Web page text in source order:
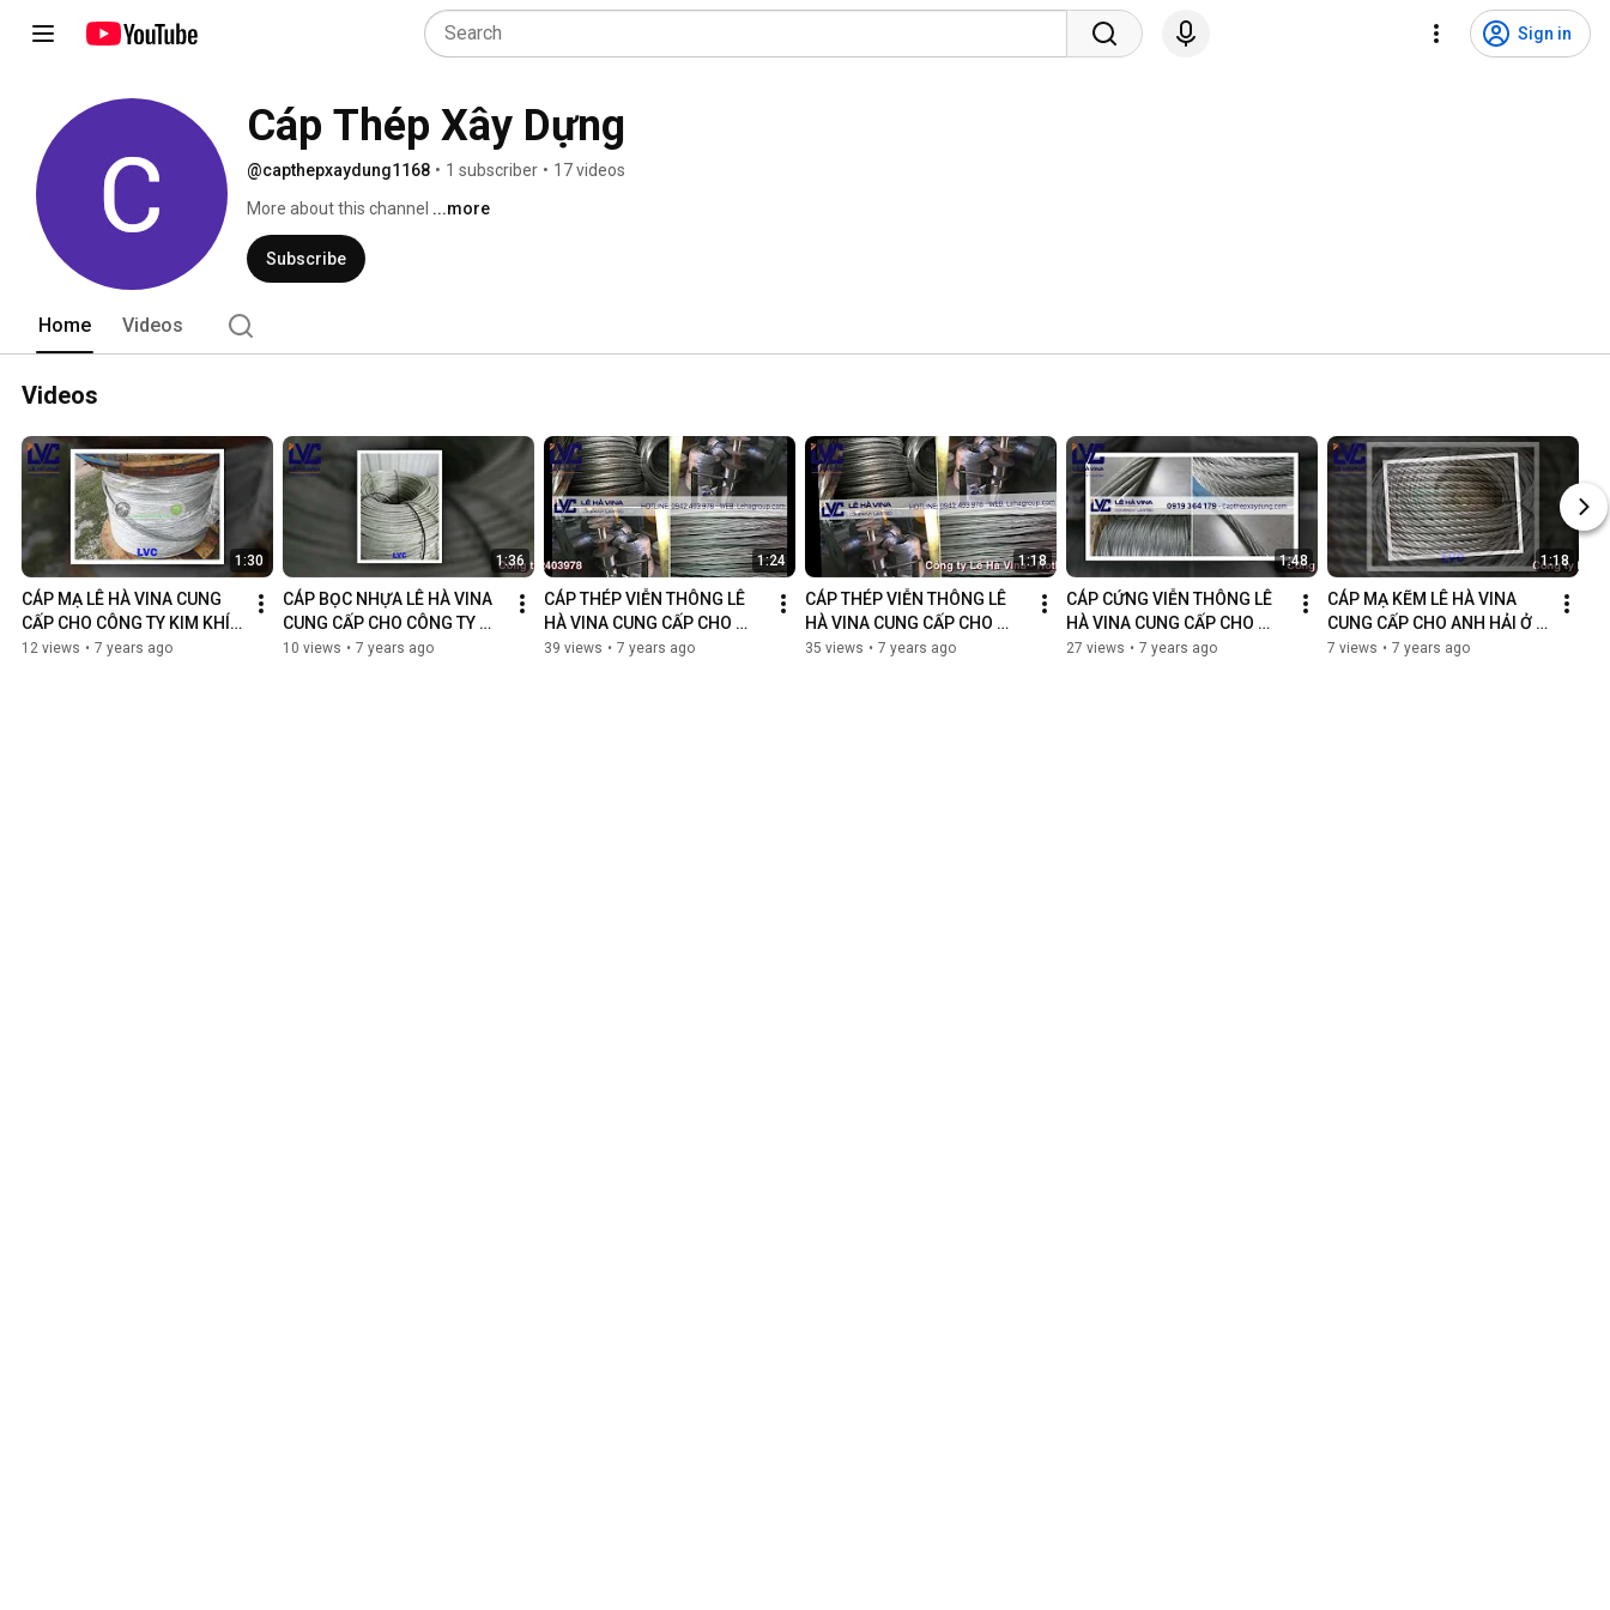
Sign in
Cáp Thép Xây Dựng
@capthepxaydung1168 • 1 subscriber • 17 videos
More about this channel ...more
Subscribe
Home Videos
Videos
1:30
CÁP MẠ LÊ HÀ VINA CUNG
CẤP CHO CÔNG TY KIM KHÍ
ĐỊNH SƠN - CẦN THƠ
12 views • 7 years ago
1:36
CÁP BỌC NHỰA LÊ HÀ VINA
CUNG CẤP CHO CÔNG TY
NHIỆT LẠNH MIỀN TÂY
10 views • 7 years ago
1:24
CÁP THÉP VIỄN THÔNG LÊ
HÀ VINA CUNG CẤP CHO
CÔNG TY KỸ THUẬT LONG
39 views • 7 years ago
1:18
CÁP THÉP VIỄN THÔNG LÊ
HÀ VINA CUNG CẤP CHO
CÔNG TY KỸ THUẬT LONG
35 views • 7 years ago
1:48
CÁP CỨNG VIỄN THÔNG LÊ
HÀ VINA CUNG CẤP CHO
CÔNG TY LONG HÀ - LÀO CAI
27 views • 7 years ago
1:18
CÁP MẠ KẼM LÊ HÀ VINA
CUNG CẤP CHO ANH HẢI Ở
CÀ MAU
7 views • 7 years ago